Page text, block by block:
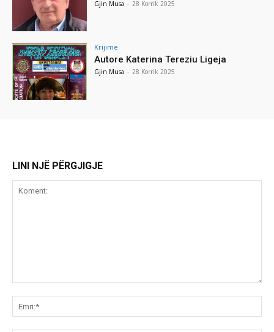
Gjin Musa - 28 Korrik 2025
Krijime
Autore Katerina Tereziu Ligeja
Gjin Musa - 28 Korrik 2025
LINI NJË PËRGJIGJE